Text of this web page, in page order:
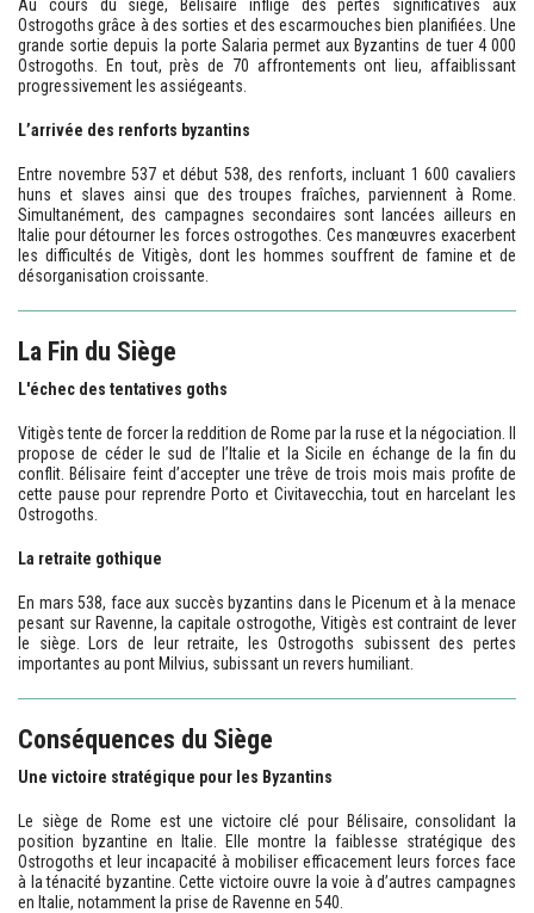
Au cours du siège, Bélisaire inflige des pertes significatives aux
Ostrogoths grâce à des sorties et des escarmouches bien planifiées. Une
grande sortie depuis la porte Salaria permet aux Byzantins de tuer 4 000
Ostrogoths. En tout, près de 70 affrontements ont lieu, affaiblissant
progressivement les assiégeants.
L’arrivée des renforts byzantins
Entre novembre 537 et début 538, des renforts, incluant 1 600 cavaliers
huns et slaves ainsi que des troupes fraîches, parviennent à Rome.
Simultanément, des campagnes secondaires sont lancées ailleurs en
Italie pour détourner les forces ostrogothes. Ces manœuvres exacerbent
les difficultés de Vitigès, dont les hommes souffrent de famine et de
désorganisation croissante.
La Fin du Siège
L'échec des tentatives goths
Vitigès tente de forcer la reddition de Rome par la ruse et la négociation. Il
propose de céder le sud de l’Italie et la Sicile en échange de la fin du
conflit. Bélisaire feint d’accepter une trêve de trois mois mais profite de
cette pause pour reprendre Porto et Civitavecchia, tout en harcelant les
Ostrogoths.
La retraite gothique
En mars 538, face aux succès byzantins dans le Picenum et à la menace
pesant sur Ravenne, la capitale ostrogothe, Vitigès est contraint de lever
le siège. Lors de leur retraite, les Ostrogoths subissent des pertes
importantes au pont Milvius, subissant un revers humiliant.
Conséquences du Siège
Une victoire stratégique pour les Byzantins
Le siège de Rome est une victoire clé pour Bélisaire, consolidant la
position byzantine en Italie. Elle montre la faiblesse stratégique des
Ostrogoths et leur incapacité à mobiliser efficacement leurs forces face
à la ténacité byzantine. Cette victoire ouvre la voie à d’autres campagnes
en Italie, notamment la prise de Ravenne en 540.